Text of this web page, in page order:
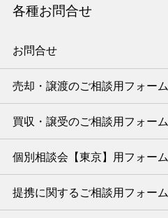
各種お問合せ
お問合せ
売却・譲渡のご相談用フォーム
買収・譲受のご相談用フォーム
個別相談会【東京】用フォーム
提携に関するご相談用フォーム